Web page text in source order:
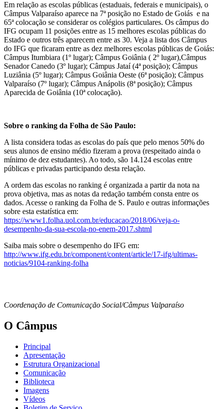
Em relação as escolas públicas (estaduais, federais e municipais), o
Câmpus Valparaíso aparece na 7ª posição no Estado de Goiás e na
65ª colocação se considerar os colégios particulares. Os câmpus do
IFG ocupam 11 posições entre as 15 melhores escolas públicas do
Estado e outros três aparecem entre as 30. Veja a lista dos Câmpus
do IFG que ficaram entre as dez melhores escolas públicas de Goiás:
Câmpus Itumbiara (1º lugar); Câmpus Goiânia ( 2º lugar),Câmpus
Senador Canedo (3º lugar); Câmpus Jataí (4ª posição); Câmpus
Luziânia (5º lugar); Câmpus Goiânia Oeste (6ª posição); Câmpus
Valparaíso (7º lugar); Câmpus Anápolis (8ª posição); Câmpus
Aparecida de Goiânia (10ª colocação).
Sobre o ranking da Folha de São Paulo:
A lista considera todas as escolas do país que pelo menos 50% do
seus alunos de ensino médio fizeram a prova (respeitado ainda o
mínimo de dez estudantes). Ao todo, são 14.124 escolas entre
públicas e privadas participando desta relação.
A ordem das escolas no ranking é organizada a partir da nota na
prova objetiva, mas as notas da redação também consta entre os
dados. Acesse o ranking da Folha de S. Paulo e outras informações
sobre esta estatística em:
https://www1.folha.uol.com.br/educacao/2018/06/veja-o-
desempenho-da-sua-escola-no-enem-2017.shtml
Saiba mais sobre o desempenho do IFG em:
http://www.ifg.edu.br/component/content/article/17-ifg/ultimas-
noticias/9104-ranking-folha
Coordenação de Comunicação Social/Câmpus Valparaíso
O Câmpus
Principal
Apresentação
Estrutura Organizacional
Comunicação
Biblioteca
Imagens
Vídeos